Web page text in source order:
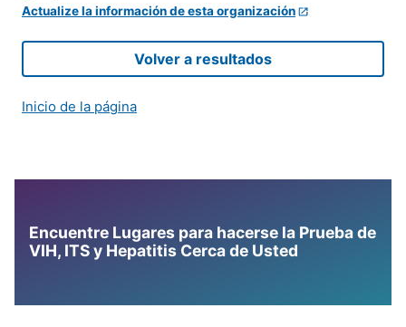
Actualize la información de esta organización
Volver a resultados
Inicio de la página
Encuentre Lugares para hacerse la Prueba de
VIH, ITS y Hepatitis Cerca de Usted